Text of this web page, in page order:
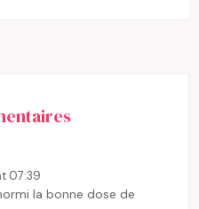
07:39
la bonne dose de